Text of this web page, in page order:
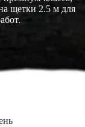
щетки 2.5 м для